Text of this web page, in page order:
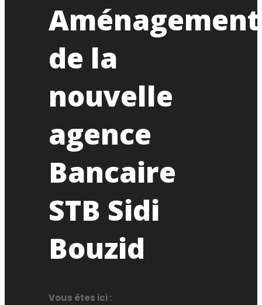
Aménagement
de la
nouvelle
agence
Bancaire
STB Sidi
Bouzid
Vous êtes ici :